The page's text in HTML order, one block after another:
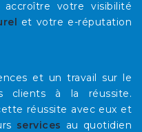
votre visibilité
et votre e-réputation
et un travail sur le
clients à la réussite.
réussite avec eux et
services au quotidien